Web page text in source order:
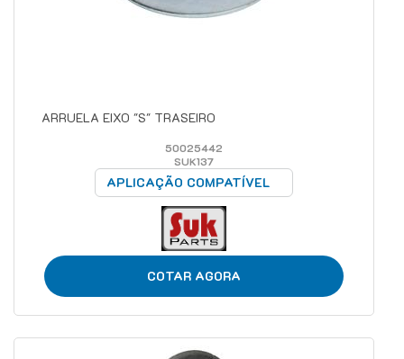
ARRUELA EIXO "S" TRASEIRO
50025442
SUK137
APLICAÇÃO COMPATÍVEL
COTAR AGORA